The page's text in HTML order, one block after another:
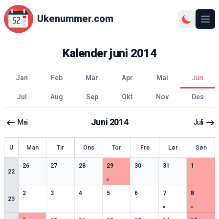
Ukenummer.com
Kalenderjuni 2014
jan feb mar apr mai
jun
jul
aug sep okt nov des
Mai Juni2014 Juli
Uke Man Tir Ons Tor Fre Lør Søn
22
26
3spesielle datoer
27
3spesielle datoer
28
2spesielle datoer
29
3spesielle datoer
30
2spesielle datoer
31
2spesielle datoer
13
23
2
2spesielle datoer
3
2spesielle datoer
4
3spesielle datoer
5
2spesielle datoer
6
2spesielle datoer
7
3spesielle datoer
8
3